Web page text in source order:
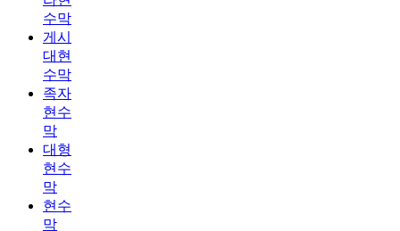
수막
게시
대현
수막
족자
현수
막
대형
현수
막
현수
막